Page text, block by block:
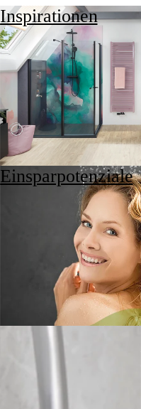
Inspirationen
Einsparpotenziale